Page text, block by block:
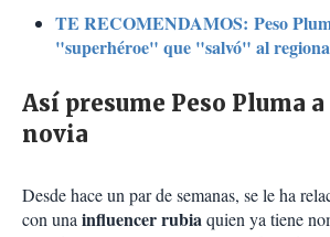
TE RECOMENDAMOS: Peso
"superhéroe" que "salvó" al
Así presume Peso Pluma a
novia
Desde hace un par de semanas, se le ha
con unainfluencer rubiaquien ya tiene